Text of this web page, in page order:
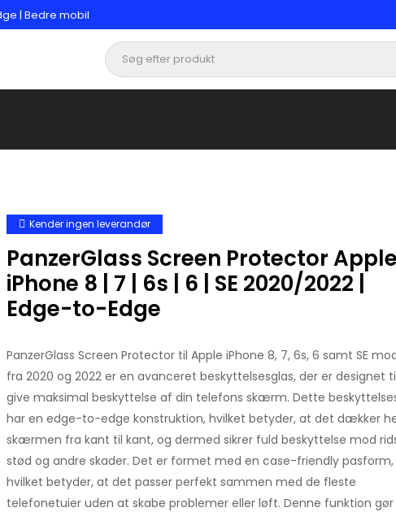
| Bedre mobil
Kender ingen leverandør
PanzerGlass Screen Protector Apple
iPhone 8 | 7 | 6s | 6 | SE 2020/2022 |
Edge-to-Edge
PanzerGlass Screen Protector til Apple iPhone 8, 7, 6s, 6 samt SE
fra 2020 og 2022 er en avanceret beskyttelsesglas, der er designet
give maksimal beskyttelse af din telefons skærm. Dette
har en edge-to-edge konstruktion, hvilket betyder, at det dækker
skærmen fra kant til kant, og dermed sikrer fuld beskyttelse mod
stød og andre skader. Det er formet med en case-friendly pasform,
hvilket betyder, at det passer perfekt sammen med de fleste
telefonetuier uden at skabe problemer eller løft. Denne funktion